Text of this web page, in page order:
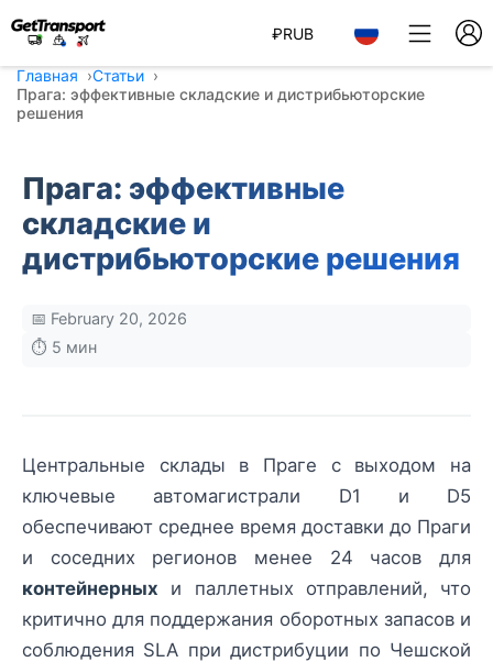
₽RUB
Главная
Статьи
Прага: эффективные складские и дистрибьюторские
решения
Прага: эффективные
складские и
дистрибьюторские решения
📅 February 20, 2026
⏱️ 5 мин
Центральные склады в Праге с выходом на
ключевые автомагистрали D1 и D5
обеспечивают среднее время доставки до Праги
и соседних регионов менее 24 часов для
контейнерных и паллетных отправлений, что
критично для поддержания оборотных запасов и
соблюдения SLA при дистрибуции по Чешской